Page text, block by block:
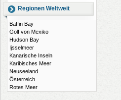
Regionen Weltweit
Baffin Bay
Golf von Mexiko
Hudson Bay
Ijsselmeer
Kanarische Inseln
Karibisches Meer
Neuseeland
Österreich
Rotes Meer